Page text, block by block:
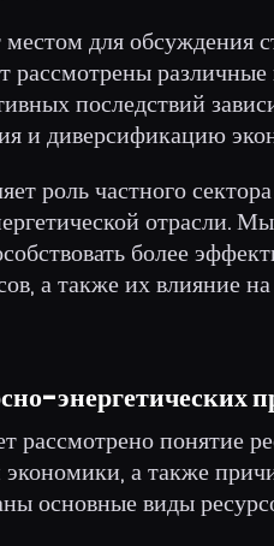
для обсуждения
рассмотрены
последствий
и диверсификацию
роль частного
отрасли.
более
а также их влияние
энергетических
рассмотрено понятие
а также
основные виды